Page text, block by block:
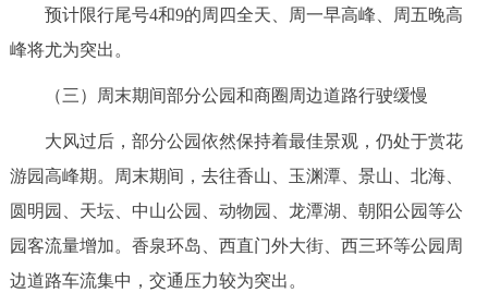
预计限行尾号4和9的周四全天、周一早高峰、周五晚高
峰将尤为突出。
（三）周末期间部分公园和商圈周边道路行驶缓慢
大风过后，部分公园依然保持着最佳景观，仍处于赏花
游园高峰期。周末期间，去往香山、玉渊潭、景山、北海、
圆明园、天坛、中山公园、动物园、龙潭湖、朝阳公园等公
园客流量增加。香泉环岛、西直门外大街、西三环等公园周
边道路车流集中，交通压力较为突出。